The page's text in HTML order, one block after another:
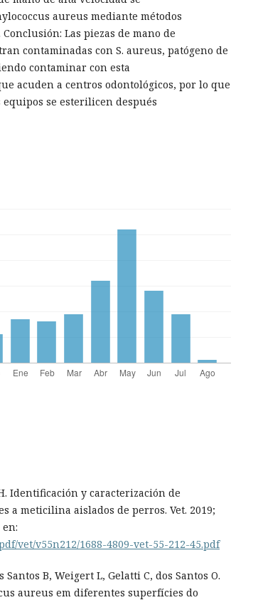
aureus mediante métodos
Las piezas de mano de
contaminadas con S. aureus, patógeno de
contaminar con esta
acuden a centros odontológicos, por lo que
equipos se esterilicen después
Identificación y caracterización de
a meticilina aislados de perros. Vet. 2019;
en:
vet/v55n212/1688-4809-vet-55-212-45.pdf
B, Weigert L, Gelatti C, dos Santos O.
aureus em diferentes superfícies do